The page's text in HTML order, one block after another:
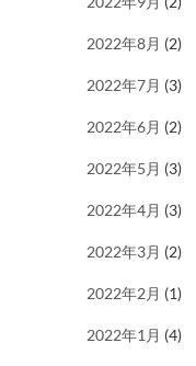
2022年8月 (2)
2022年7月 (3)
2022年6月 (2)
2022年5月 (3)
2022年4月 (3)
2022年3月 (2)
2022年2月 (1)
2022年1月 (4)